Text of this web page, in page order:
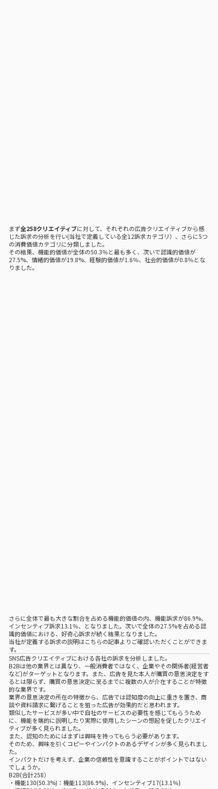
まず全258クリエイティブに対して、それぞれの広告クリエイティブから感
じた訴求の分析を行い(当社で定義している全12訴求カテゴリ）、さらに5つ
の消費価値カテゴリに分類しました。
その結果、機能的価値が全体の50.3％と最も多く、次いで認識的価値が
27.5%、情緒的価値が19.8%、経験的価値が1.6％、社会的価値が0.8％とな
りました。
さらに全体で最も大きな割合を占める機能的価値の内、機能訴求が86.9%、
インセンティブ訴求13.1％、となりました。次いで全体の27.5%を占める認
識的価値における、好奇心訴求が続く結果となりました。
当社が定義する訴求の説明はこちらの記事よりご確認いただくことができま
す。
SNS広告クリエイティブにおける各社の訴求を分析しました。
B2Bは他の業界とは異なり、一般消費者ではなく、企業やその関係者(経営者
など)がターゲットとなります。また、広告を見た本人が購買の意思決定をす
るとは限らず、購買の意思決定に至るまでに複数の人が介在することが特徴
的な業界です。
業界の意思決定の所在の特徴から、広告では認知度の向上に重きを置き、商
談や資料請求に繋げることを狙った広告が効果的だと思われます。
類似したサービスが多い中で自社のサービスの必要性を感じてもらうため
に、機能を端的に説明したり実際に使用したシーンの想起を促したクリエイ
ティブが多く見られました。
また、認知のためにはまずは興味を持ってもらう必要があります。
そのため、興味を引くコピーやインパクトのあるデザインが多く見られまし
た。
インパクトだけを考えず、企業の信頼性を意識することがポイントではない
でしょうか。
B2B(合計258）
・機能130(50.3%)：機能113(86.9%)、インセンティブ17(13.1％)